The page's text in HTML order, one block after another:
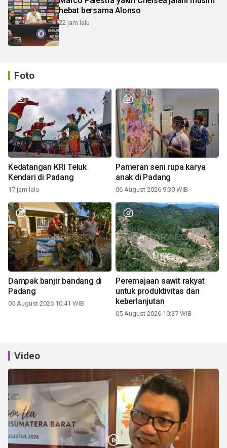
hebat bersama Alonso
22 jam lalu
Foto
Kedatangan KRI Teluk
Kendari di Padang
17 jam lalu
Pameran seni rupa karya
anak di Padang
06 August 2026 9:30 WIB
Dampak banjir bandang di
Padang
05 August 2026 10:41 WIB
Peremajaan sawit rakyat
untuk produktivitas dan
keberlanjutan
05 August 2026 10:37 WIB
Video